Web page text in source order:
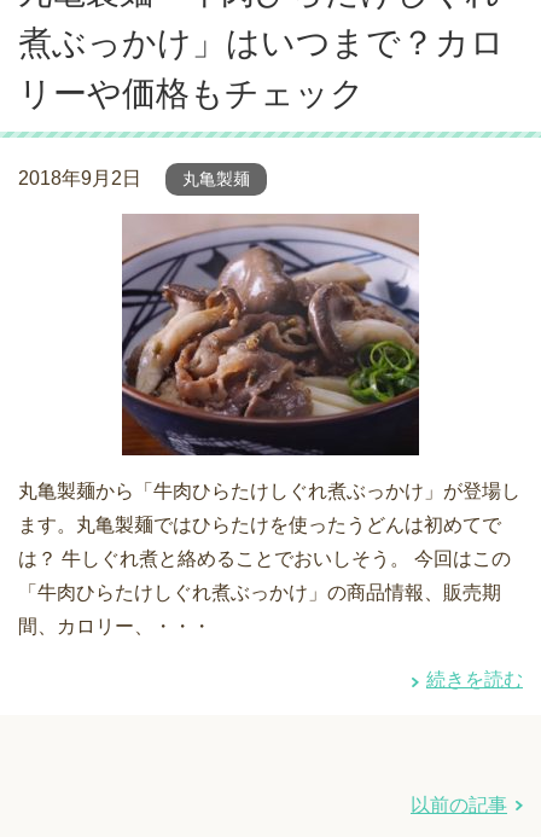
煮ぶっかけ」はいつまで？カロ
リーや価格もチェック
2018年9月2日 丸亀製麺
丸亀製麺から「牛肉ひらたけしぐれ煮ぶっかけ」が登場し
ます。丸亀製麺ではひらたけを使ったうどんは初めてで
は？ 牛しぐれ煮と絡めることでおいしそう。 今回はこの
「牛肉ひらたけしぐれ煮ぶっかけ」の商品情報、販売期
間、カロリー、・・・
続きを読む
以前の記事